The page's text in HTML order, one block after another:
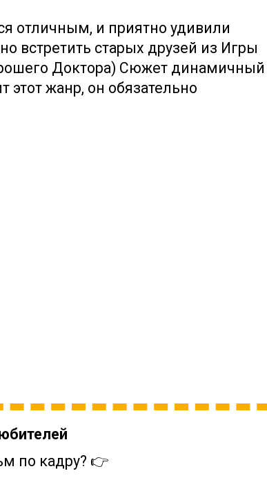
отличным, и приятно удивили
встретить старых друзей из Игры
Доктора) Сюжет динамичный
этот жанр, он обязательно
по кадру? 👉